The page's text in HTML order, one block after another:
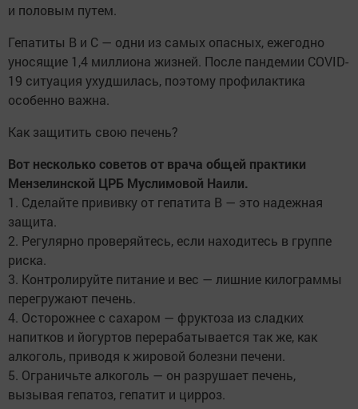
и половым путем.
Гепатиты B и C — одни из самых опасных, ежегодно
уносящие 1,4 миллиона жизней. После пандемии COVID-
19 ситуация ухудшилась, поэтому профилактика
особенно важна.
Как защитить свою печень?
Вот несколько советов от врача общей практики
Мензелинской ЦРБ Муслимовой Наили.
1. Сделайте прививку от гепатита B — это надежная
защита.
2. Регулярно проверяйтесь, если находитесь в группе
риска.
3. Контролируйте питание и вес — лишние килограммы
перегружают печень.
4. Осторожнее с сахаром — фруктоза из сладких
напитков и йогуртов перерабатывается так же, как
алкоголь, приводя к жировой болезни печени.
5. Ограничьте алкоголь — он разрушает печень,
вызывая гепатоз, гепатит и цирроз.